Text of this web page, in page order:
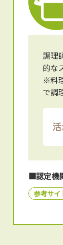
調理
的な
※料
で調
■認定機
参考サイ